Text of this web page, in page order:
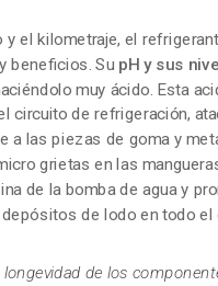
y el kilometraje, el
beneficios. Su pH y sus
muy ácido. Esta
circuito de refrigeración,
a las piezas de goma y
grietas en las
de la bomba de agua y
de lodo en todo el
longevidad de los